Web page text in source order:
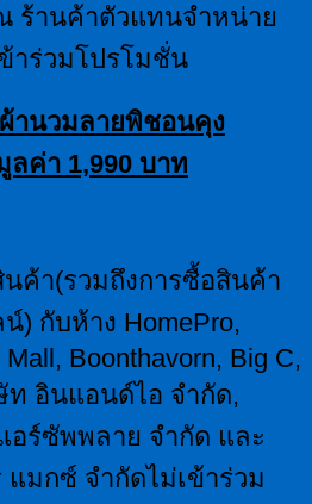
ร้านค้าตัวแทนจำหน่าย
าร่วมโปรโมชั่น
านวมลายพิชอนคุง
ลค่า 1,990 บาท
ค้า(รวมถึงการซื้อสินค้า
) กับห้าง HomePro,
Boonthavorn, Big C,
ท อินแอนด์ไอ จำกัด,
อร์ซัพพลาย จำกัด และ
แมกซ์ จำกัดไม่เข้าร่วม